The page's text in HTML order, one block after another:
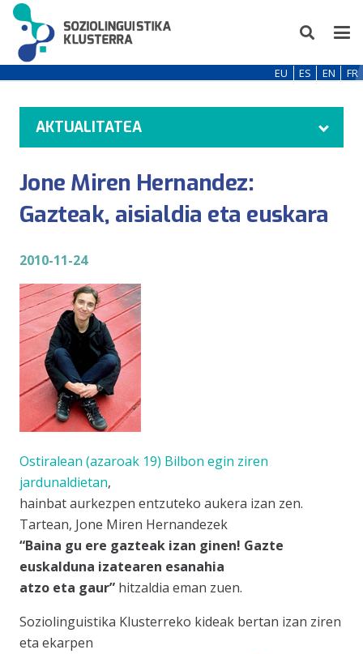
EU ES EN FR
AKTUALITATEA
Jone Miren Hernandez:
Gazteak, aisialdia eta euskara
2010-11-24
Ostiralean (azaroak 19) Bilbon egin ziren
jardunaldietan,
hainbat aurkezpen entzuteko aukera izan zen.
Tartean, Jone Miren Hernandezek
“Baina gu ere gazteak izan ginen! Gazte
euskalduna izatearen esanahia
atzo eta gaur” hitzaldia eman zuen.
Soziolinguistika Klusterreko kideak bertan izan ziren
eta ekarpen